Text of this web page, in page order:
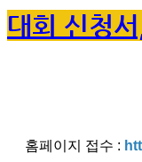
대회 신청
홈페이지 접수 :